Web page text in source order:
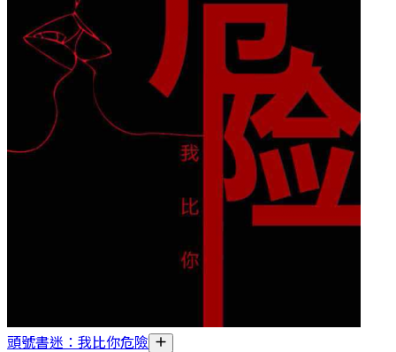
頭號書迷：我比你危險